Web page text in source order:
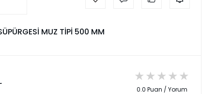
MUZ TİPİ 500 MM
0.0 Puan / Yorum